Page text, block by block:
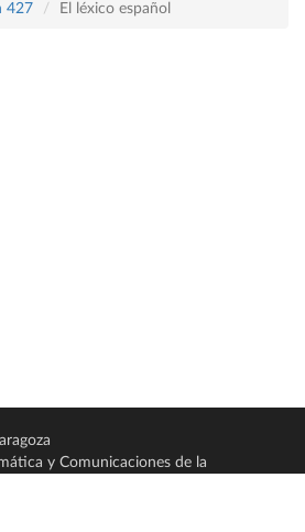
427
El léxico español
y Comunicaciones de la